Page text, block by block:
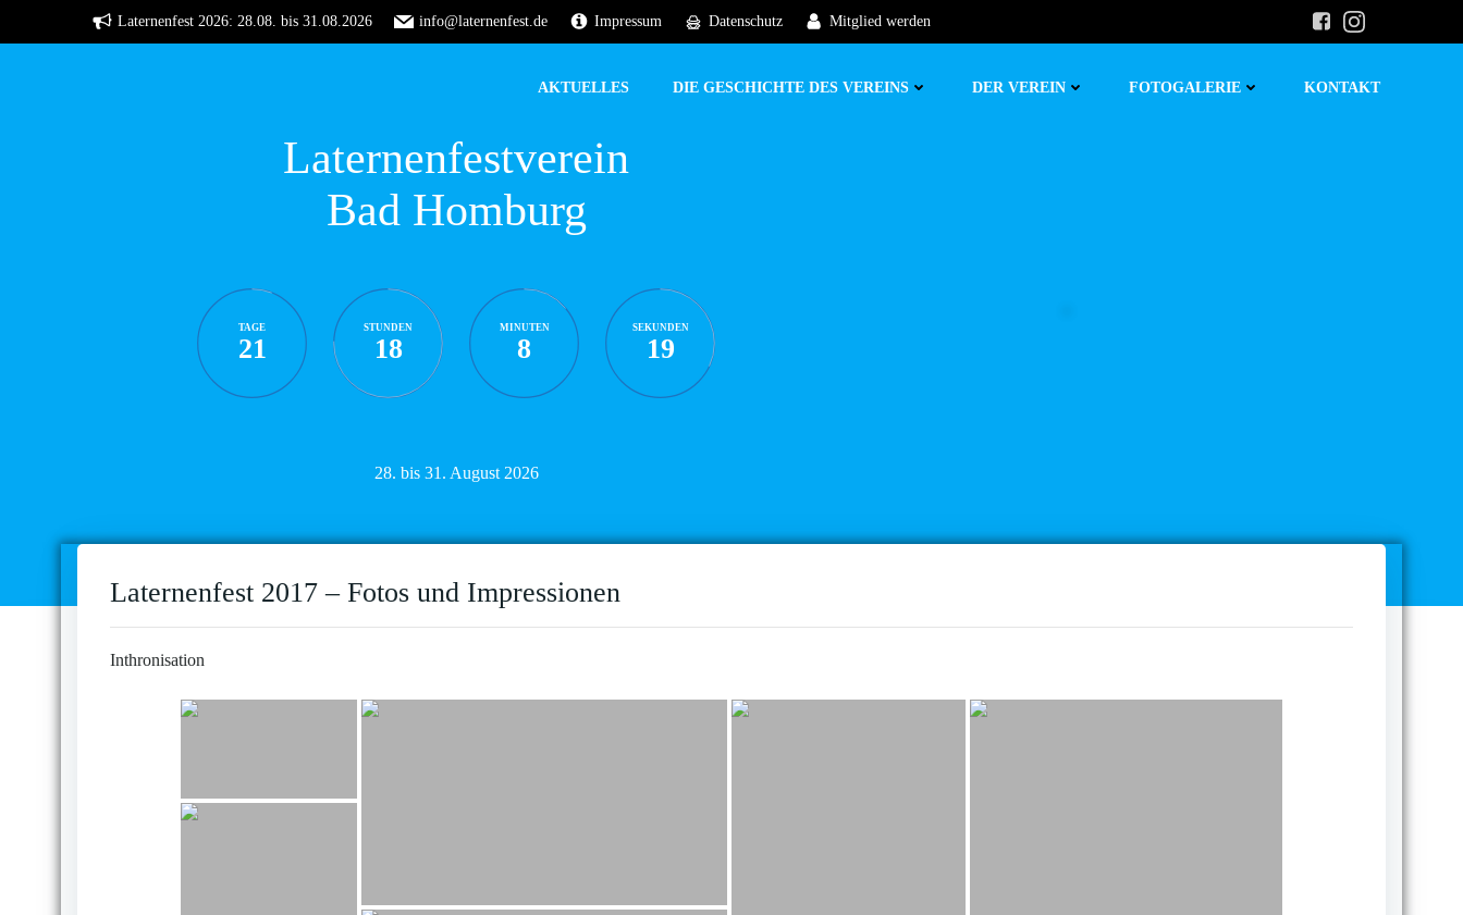
Laternenfest 2026: 28.08. bis 31.08.2026 info@laternenfest.de Impressum Datenschutz Mitglied werden
AKTUELLES DIE GESCHICHTE DES VEREINS DER VEREIN FOTOGALERIE KONTAKT
Laternenfestverein
Bad Homburg
TAGE
21
STUNDEN
18
MINUTEN
8
SEKUNDEN
18
28. bis 31. August 2026
Laternenfest 2017 – Fotos und Impressionen
Inthronisation